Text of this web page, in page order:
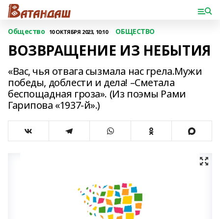
Общество 10 ОКТЯБРЯ 2023, 10:10 ОБЩЕСТВО
ВОЗВРАЩЕНИЕ ИЗ НЕБЫТИЯ
«Вас, чья отвага сызмала нас грела.Мужи
победы, доблести и дела! –Сметала
беспощадная гроза». (Из поэмы Рами
Гарипова «1937-й».)